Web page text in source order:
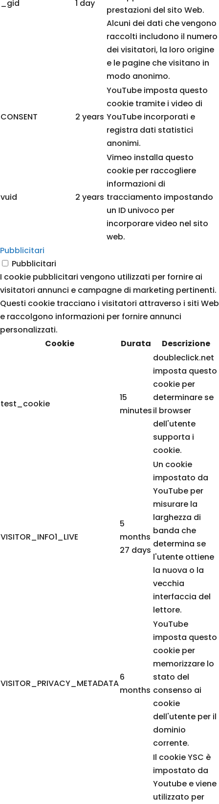
_gid 1 day
prestazioni del sito Web.
Alcuni dei dati che vengono
raccolti includono il numero
dei visitatori, la loro origine
e le pagine che visitano in
modo anonimo.
CONSENT 2 years
YouTube imposta questo
cookie tramite i video di
YouTube incorporati e
registra dati statistici
anonimi.
vuid 2 years
Vimeo installa questo
cookie per raccogliere
informazioni di
tracciamento impostando
un ID univoco per
incorporare video nel sito
web.
Pubblicitari
Pubblicitari
I cookie pubblicitari vengono utilizzati per fornire ai
visitatori annunci e campagne di marketing pertinenti.
Questi cookie tracciano i visitatori attraverso i siti Web
e raccolgono informazioni per fornire annunci
personalizzati.
Cookie
Durata Descrizione
test_cookie
15
minutes
doubleclick.net
imposta questo
cookie per
determinare se
il browser
dell'utente
supporta i
cookie.
VISITOR_INFO1_LIVE
5
months
27 days
Un cookie
impostato da
YouTube per
misurare la
larghezza di
banda che
determina se
l'utente ottiene
la nuova o la
vecchia
interfaccia del
lettore.
VISITOR_PRIVACY_METADATA
6
months
YouTube
imposta questo
cookie per
memorizzare lo
stato del
consenso ai
cookie
dell'utente per il
dominio
corrente.
Il cookie YSC è
impostato da
Youtube e viene
utilizzato per